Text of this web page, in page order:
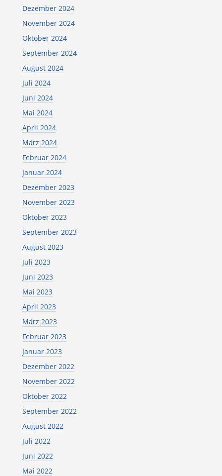
Dezember 2024
November 2024
Oktober 2024
September 2024
August 2024
Juli 2024
Juni 2024
Mai 2024
April 2024
März 2024
Februar 2024
Januar 2024
Dezember 2023
November 2023
Oktober 2023
September 2023
August 2023
Juli 2023
Juni 2023
Mai 2023
April 2023
März 2023
Februar 2023
Januar 2023
Dezember 2022
November 2022
Oktober 2022
September 2022
August 2022
Juli 2022
Juni 2022
Mai 2022